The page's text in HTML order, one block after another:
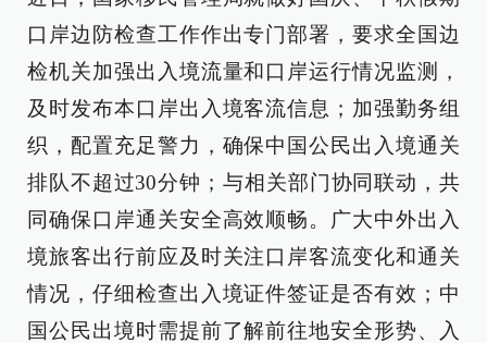
口岸边防检查工作作出专门部署，要求全国边
检机关加强出入境流量和口岸运行情况监测，
及时发布本口岸出入境客流信息；加强勤务组
织，配置充足警力，确保中国公民出入境通关
排队不超过30分钟；与相关部门协同联动，共
同确保口岸通关安全高效顺畅。广大中外出入
境旅客出行前应及时关注口岸客流变化和通关
情况，仔细检查出入境证件签证是否有效；中
国公民出境时需提前了解前往地安全形势、入